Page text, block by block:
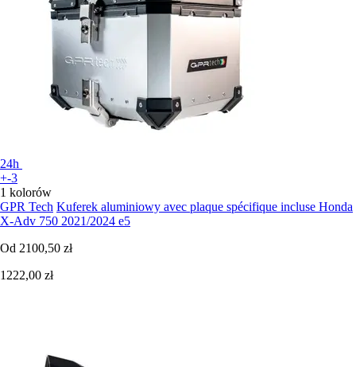
24h
+-3
1 kolorów
GPR Tech Kuferek aluminiowy avec plaque spécifique incluse Honda
X-Adv 750 2021/2024 e5
Od 2100,50 zł
1222,00 zł